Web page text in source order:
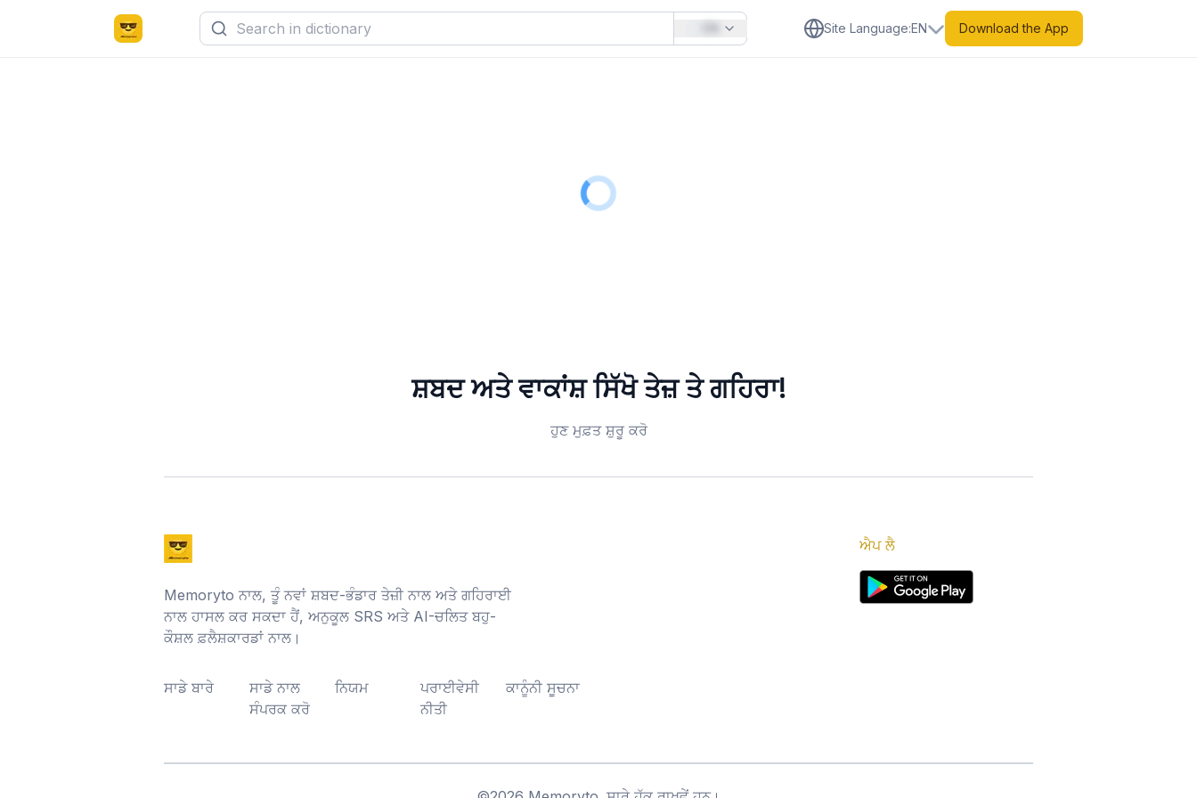
Site Language:EN Download the App
ਸ਼ਬਦ ਅਤੇ ਵਾਕਾਂਸ਼ ਸਿੱਖੋ ਤੇਜ਼ ਤੇ ਗਹਿਰਾ!
ਹੁਣ ਮੁਫ਼ਤ ਸ਼ੁਰੂ ਕਰੋ
Memoryto ਨਾਲ, ਤੂੰ ਨਵਾਂ ਸ਼ਬਦ-ਭੰਡਾਰ ਤੇਜ਼ੀ ਨਾਲ ਅਤੇ ਗਹਿਰਾਈ
ਨਾਲ ਹਾਸਲ ਕਰ ਸਕਦਾ ਹੈਂ, ਅਨੁਕੂਲ SRS ਅਤੇ AI-ਚਲਿਤ ਬਹੁ-
ਕੌਸ਼ਲ ਫ਼ਲੈਸ਼ਕਾਰਡਾਂ ਨਾਲ।
ਸਾਡੇ ਬਾਰੇ
ਸਾਡੇ ਨਾਲ
ਸੰਪਰਕ ਕਰੋ
ਨਿਯਮ
ਪਰਾਈਵੇਸੀ
ਨੀਤੀ
ਕਾਨੂੰਨੀ ਸੂਚਨਾ
ਐਪ ਲੈ